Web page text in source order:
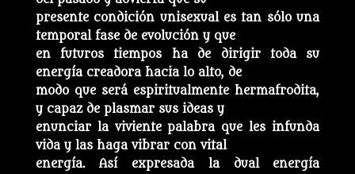
presente condición unisexual es tan sólo una
temporal fase de evolución y que
en futuros tiempos ha de dirigir toda su
energía creadora hacia lo alto, de
modo que será espiritualmente hermafrodita,
y capaz de plasmar sus ideas y
enunciar la viviente palabra que les infunda
vida y las haga vibrar con vital
energía. Así expresada la dual energía